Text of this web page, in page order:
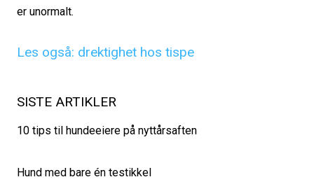
er unormalt.
Les også: drektighet hos tispe
SISTE ARTIKLER
10 tips til hundeeiere på nyttårsaften
Hund med bare én testikkel